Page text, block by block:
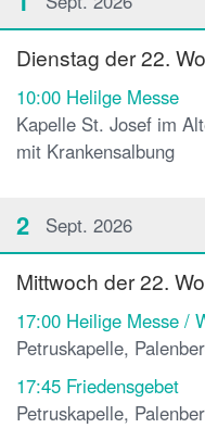
Dienstag der 22.
10:00 Helilge Messe
Kapelle St. Josef im
mit Krankensalbung
2 Sept. 2026
Mittwoch der 22.
17:00 Heilige Messe /
Petruskapelle,
17:45 Friedensgebet
Petruskapelle,